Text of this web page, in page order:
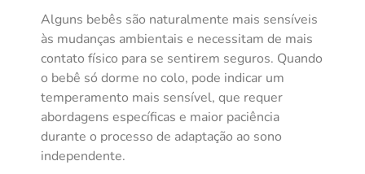
Alguns bebês são naturalmente mais sensíveis
às mudanças ambientais e necessitam de mais
contato físico para se sentirem seguros. Quando
o bebê só dorme no colo, pode indicar um
temperamento mais sensível, que requer
abordagens específicas e maior paciência
durante o processo de adaptação ao sono
independente.